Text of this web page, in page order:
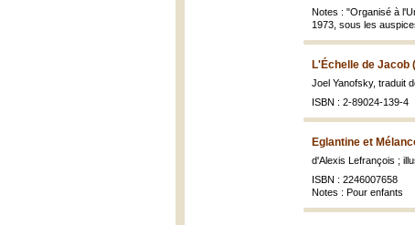
Notes : "Organisé à
1973, sous les
L'Échelle de Jacob
Joel Yanofsky, traduit
ISBN : 2-89024-139-4
Eglantine et
d'Alexis Lefrançois ;
ISBN : 2246007658
Notes : Pour enfants